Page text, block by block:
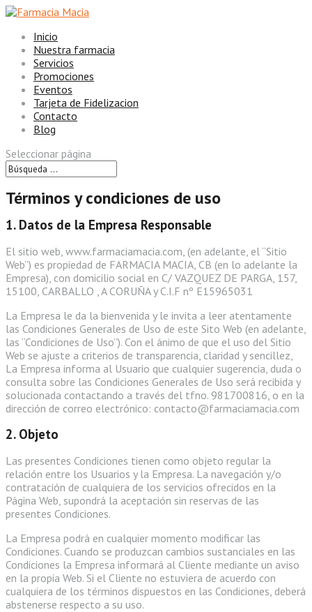
Inicio
Nuestra farmacia
Servicios
Promociones
Eventos
Tarjeta de Fidelizacion
Contacto
Blog
Seleccionar página
Términos y condiciones de uso
1. Datos de la Empresa Responsable
El sitio web, www.farmaciamacia.com, (en adelante, el “Sitio
Web”) es propiedad de FARMACIA MACIA, CB (en lo adelante la
Empresa), con domicilio social en C/ VAZQUEZ DE PARGA, 157,
15100, CARBALLO , A CORUÑA y C.I.F nº E15965031
La Empresa le da la bienvenida y le invita a leer atentamente
las Condiciones Generales de Uso de este Sito Web (en adelante,
las “Condiciones de Uso”). Con el ánimo de que el uso del Sitio
Web se ajuste a criterios de transparencia, claridad y sencillez,
La Empresa informa al Usuario que cualquier sugerencia, duda o
consulta sobre las Condiciones Generales de Uso será recibida y
solucionada contactando a través del tfno. 981700816, o en la
dirección de correo electrónico: contacto@farmaciamacia.com
2. Objeto
Las presentes Condiciones tienen como objeto regular la
relación entre los Usuarios y la Empresa. La navegación y/o
contratación de cualquiera de los servicios ofrecidos en la
Página Web, supondrá la aceptación sin reservas de las
presentes Condiciones.
La Empresa podrá en cualquier momento modificar las
Condiciones. Cuando se produzcan cambios sustanciales en las
Condiciones la Empresa informará al Cliente mediante un aviso
en la propia Web. Si el Cliente no estuviera de acuerdo con
cualquiera de los términos dispuestos en las Condiciones, deberá
abstenerse respecto a su uso.